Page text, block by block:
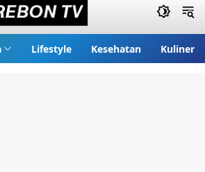
Lifestyle Kesehatan Kuliner